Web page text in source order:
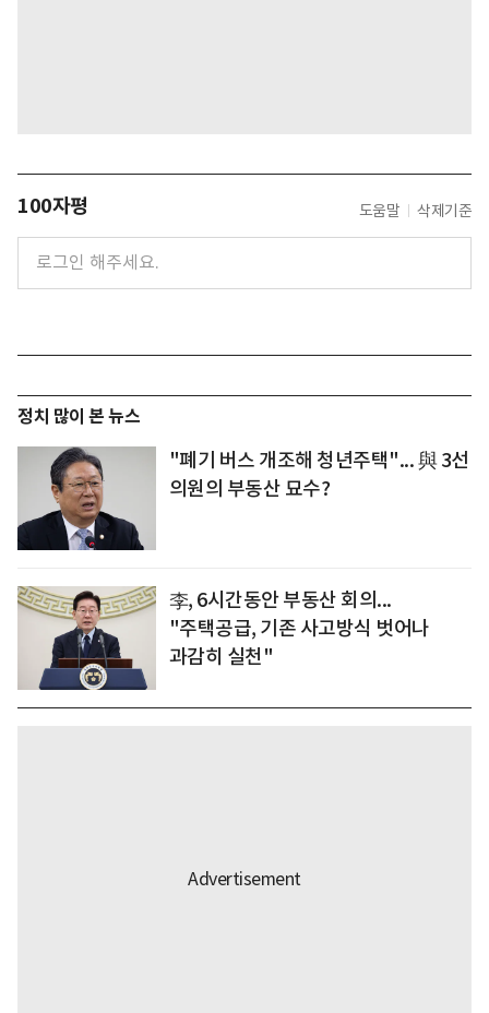
100자평 도움말 삭제기준
정치 많이 본 뉴스
"폐기 버스 개조해 청년주택"... 與 3선
의원의 부동산 묘수?
李, 6시간동안 부동산 회의...
"주택공급, 기존 사고방식 벗어나
과감히 실천"